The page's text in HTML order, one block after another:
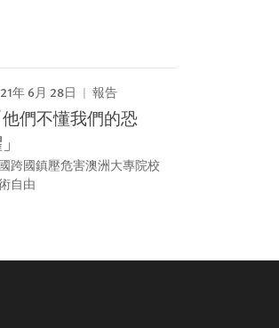
年 6月 28日 報告
他們不懂我們的恐
跨國鎮壓危害澳洲大專院校
自由